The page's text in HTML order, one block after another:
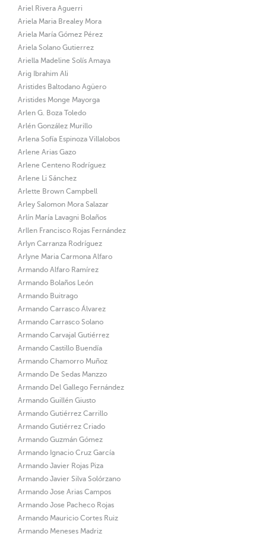
Ariel Rivera Aguerri
Ariela Maria Brealey Mora
Ariela María Gómez Pérez
Ariela Solano Gutierrez
Ariella Madeline Solís Amaya
Arig Ibrahim Ali
Aristides Baltodano Agüero
Aristides Monge Mayorga
Arlen G. Boza Toledo
Arlén González Murillo
Arlena Sofía Espinoza Villalobos
Arlene Arias Gazo
Arlene Centeno Rodríguez
Arlene Li Sánchez
Arlette Brown Campbell
Arley Salomon Mora Salazar
Arlín María Lavagni Bolaños
Arllen Francisco Rojas Fernández
Arlyn Carranza Rodríguez
Arlyne Maria Carmona Alfaro
Armando Alfaro Ramírez
Armando Bolaños León
Armando Buitrago
Armando Carrasco Álvarez
Armando Carrasco Solano
Armando Carvajal Gutiérrez
Armando Castillo Buendía
Armando Chamorro Muñoz
Armando De Sedas Manzzo
Armando Del Gallego Fernández
Armando Guillén Giusto
Armando Gutiérrez Carrillo
Armando Gutiérrez Criado
Armando Guzmán Gómez
Armando Ignacio Cruz García
Armando Javier Rojas Piza
Armando Javier Silva Solórzano
Armando Jose Arias Campos
Armando Jose Pacheco Rojas
Armando Mauricio Cortes Ruiz
Armando Meneses Madriz